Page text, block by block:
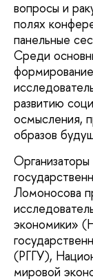
вопросы и
полях
панельные
Среди
развитию
осмысления,
образов
Ломоносова
экономики»
(РГГУ),
мировой